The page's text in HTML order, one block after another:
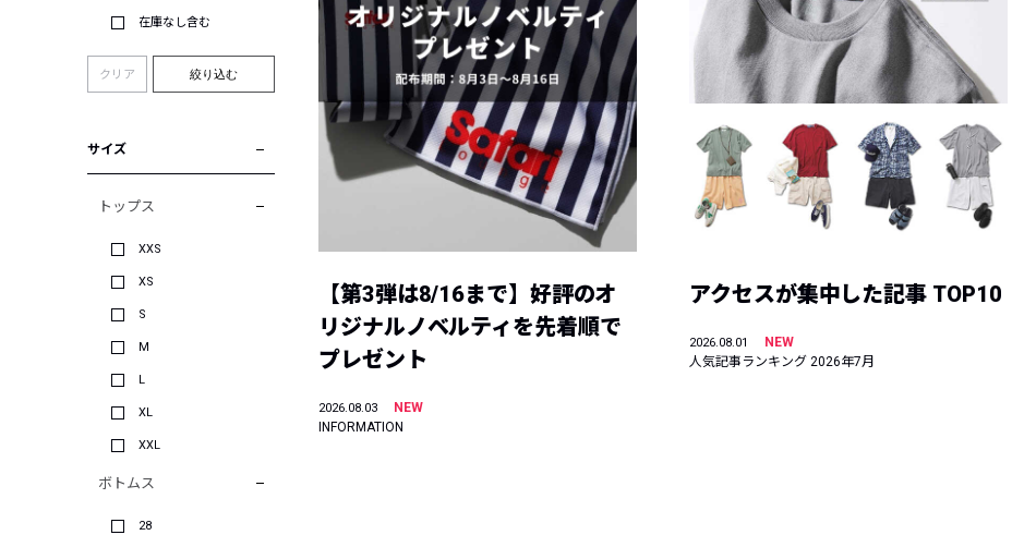
在庫なし含む
クリア 絞り込む
サイズ
トップス
XXS
XS
S
M
L
XL
XXL
ボトムス
28
【第3弾は8/16まで】好評のオ
リジナルノベルティを先着順で
プレゼント
2026.08.03
NEW
INFORMATION
アクセスが集中した記事 TOP10
2026.08.01
NEW
人気記事ランキング 2026年7月